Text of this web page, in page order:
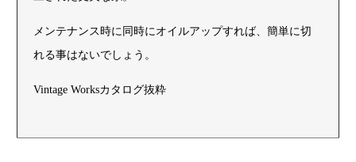
メンテナンス時に同時にオイルアップすれば、簡単に切
れる事はないでしょう。
Vintage Worksカタログ抜粋